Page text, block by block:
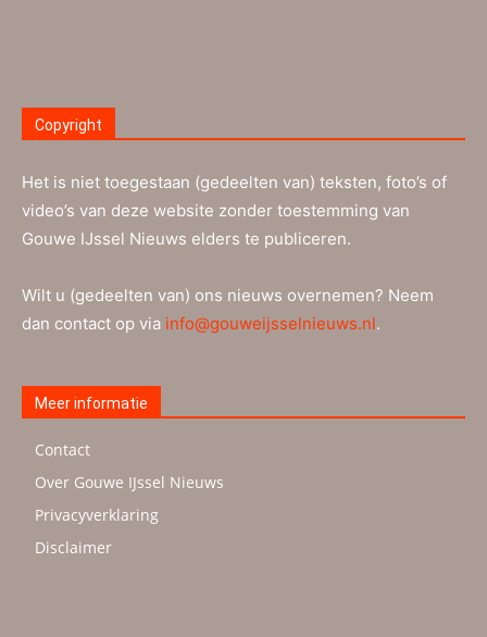
Copyright
Het is niet toegestaan (gedeelten van) teksten, foto’s of
video’s van deze website zonder toestemming van
Gouwe IJssel Nieuws elders te publiceren.
Wilt u (gedeelten van) ons nieuws overnemen? Neem
dan contact op via info@gouweijsselnieuws.nl.
Meer informatie
Contact
Over Gouwe IJssel Nieuws
Privacyverklaring
Disclaimer